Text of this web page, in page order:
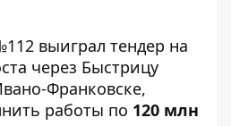
выиграл тендер на
через Быстрицу
Франковске,
работы по 120 млн